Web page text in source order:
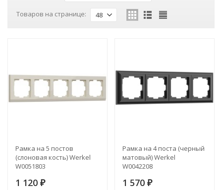
Товаров на странице: 48
Рамка на 5 постов
(слоновая кость) Werkel
W0051803
1 120 ₽
Рамка на 4 поста (черный
матовый) Werkel
W0042208
1 570 ₽